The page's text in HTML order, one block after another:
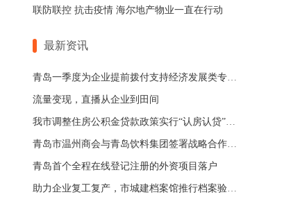
联防联控 抗击疫情 海尔地产物业一直在行动
最新资讯
青岛一季度为企业提前拨付支持经济发展类专项资金19.5亿元
流量变现，直播从企业到田间
我市调整住房公积金贷款政策实行“认房认贷”申贷标准
青岛市温州商会与青岛饮料集团签署战略合作协议
青岛首个全程在线登记注册的外资项目落户
助力企业复工复产，市城建档案馆推行档案验收网上办理